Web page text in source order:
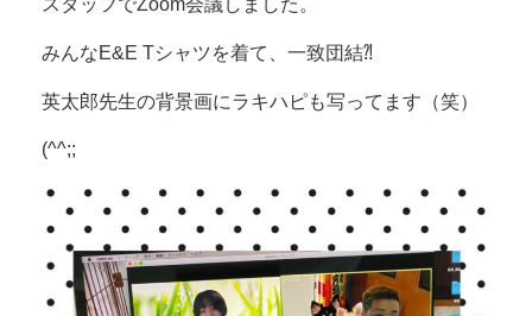
スタッフでZoom会議しました。
みんなE&E Tシャツを着て、一致団結⁈
英太郎先生の背景画にラキハピも写ってます（笑）
(^^;;